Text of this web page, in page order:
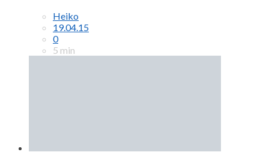
Heiko
19.04.15
0
5 min